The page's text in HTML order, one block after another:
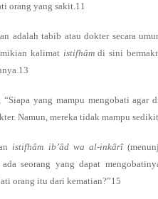
orang yang sakit.11
adalah tabib atau dokter secara
kalimat istifhâmdi sini
yang mampu mengobati agar
Namun, mereka tidak mampu
istifhâm ib’âd wa al-inkârî
seorang yang dapat
orang itu dari kematian?”15